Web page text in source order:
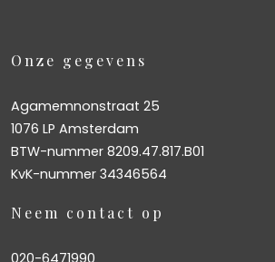
Onze gegevens
Agamemnonstraat 25
1076 LP Amsterdam
BTW-nummer 8209.47.817.B01
KvK-nummer 34346564
Neem contact op
020-6471990